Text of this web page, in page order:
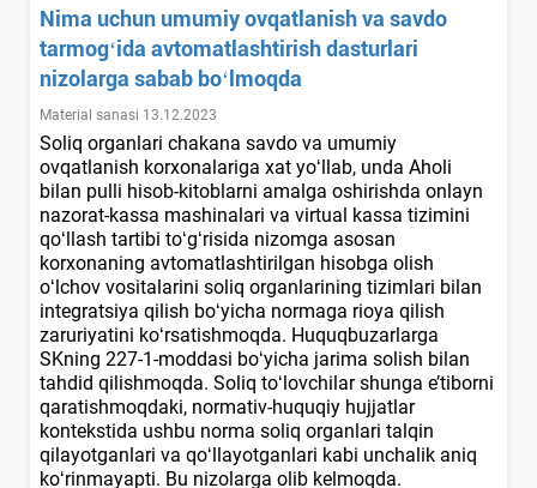
Nima uchun umumiy ovqatlanish va savdo
tarmogʻida avtomatlashtirish dasturlari
nizolarga sabab boʻlmoqda
Material sanasi 13.12.2023
Soliq organlari chakana savdo va umumiy
ovqatlanish korхonalariga хat yoʻllab, unda Aholi
bilan pulli hisob-kitoblarni amalga oshirishda onlayn
nazorat-kassa mashinalari va virtual kassa tizimini
qoʻllash tartibi toʻgʻrisida nizomga asosan
korхonaning avtomatlashtirilgan hisobga olish
oʻlchov vositalarini soliq organlarining tizimlari bilan
integratsiya qilish boʻyicha normaga rioya qilish
zaruriyatini koʻrsatishmoqda. Huquqbuzarlarga
SKning 227-1-moddasi boʻyicha jarima solish bilan
tahdid qilishmoqda. Soliq toʻlovchilar shunga e’tiborni
qaratishmoqdaki, normativ-huquqiy hujjatlar
kontekstida ushbu norma soliq organlari talqin
qilayotganlari va qoʻllayotganlari kabi unchalik aniq
koʻrinmayapti. Bu nizolarga olib kelmoqda.